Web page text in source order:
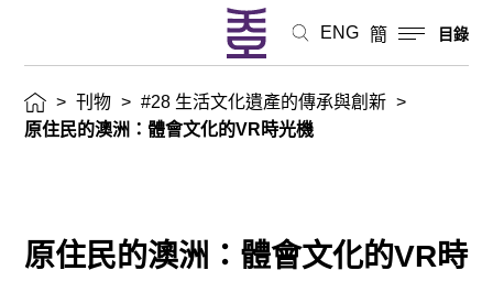
ENG 簡 目錄
> 刊物 > #28 生活文化遺產的傳承與創新 >
原住民的澳洲：體會文化的VR時光機
原住民的澳洲：體會文化的VR時